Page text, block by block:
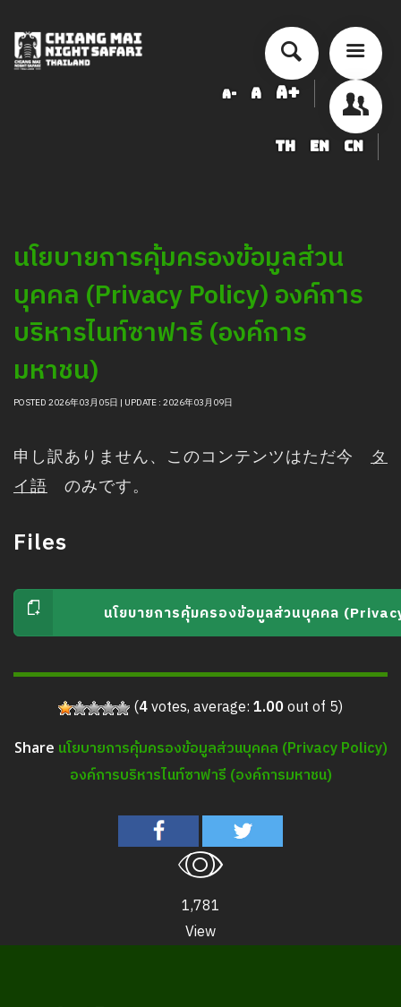
A- A A+
TH EN CN
นโยบายการคุ้มครองข้อมูลส่วน
บุคคล (Privacy Policy) องค์การ
บริหารไนท์ซาฟารี (องค์การ
มหาชน)
POSTED 2026年03月05日 | UPDATE : 2026年03月09日
申し訳ありません、このコンテンツはただ今 タ
イ語 のみです。
Files
นโยบายการคุ้มครองข้อมูลส่วนบุคคล
(4votes, average:1.00out of 5)
Share นโยบายการคุ้มครองข้อมูลส่วนบุคคล (Privacy Policy)
องค์การบริหารไนท์ซาฟารี (องค์การมหาชน)
1,781
View